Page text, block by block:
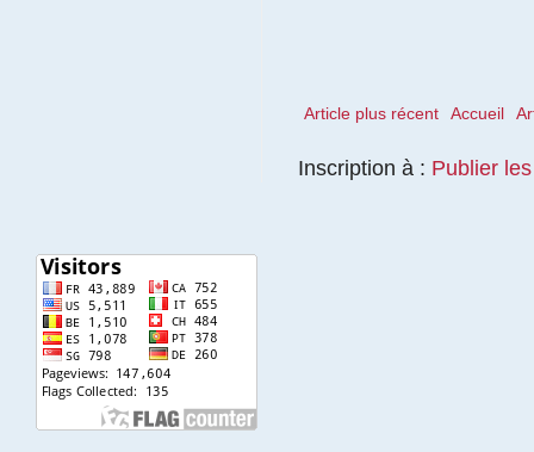
Article plus récent Accueil
Inscription à : Publier